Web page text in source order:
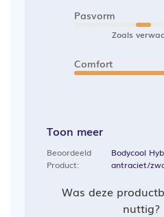
Pasvorm
Zoals
Comfort
Toon meer
Beoordeeld
Product:
Bodycool
antraciet/
Was deze
nuttig?